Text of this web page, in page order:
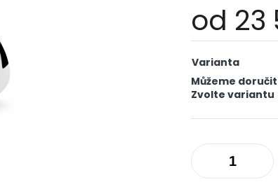
od 23
cena:
Varianta
Můžeme
Zvolte variantu